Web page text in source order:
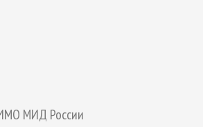
НАЦИОНАЛЬНОЙ
МИД России